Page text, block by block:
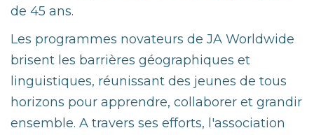
de 45 ans.
Les programmes novateurs de JA Worldwide
brisent les barrières géographiques et
linguistiques, réunissant des jeunes de tous
horizons pour apprendre, collaborer et grandir
ensemble. A travers ses efforts, l'association